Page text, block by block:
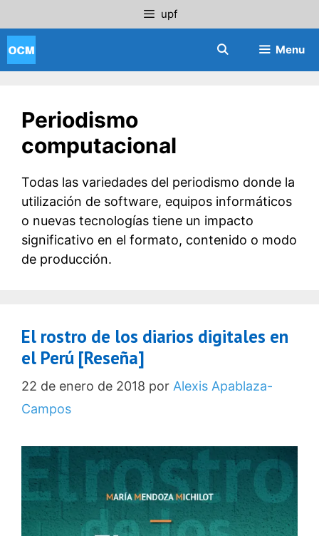
al
contenido
upf
Menu
Periodismo
computacional
Todas las variedades del periodismo donde la
utilización de software, equipos informáticos
o nuevas tecnologías tiene un impacto
significativo en el formato, contenido o modo
de producción.
El rostro de los diarios digitales en
el Perú [Reseña]
22 de enero de 2018 por Alexis Apablaza-
Campos